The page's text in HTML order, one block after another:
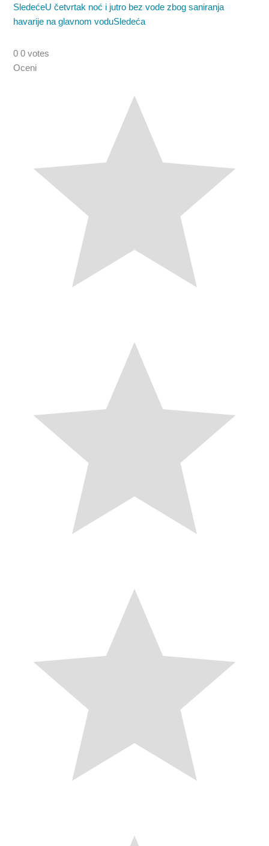
SledećeU četvrtak noć i jutro bez vode zbog saniranja
havarije na glavnom voduSledeća
0 0 votes
Oceni